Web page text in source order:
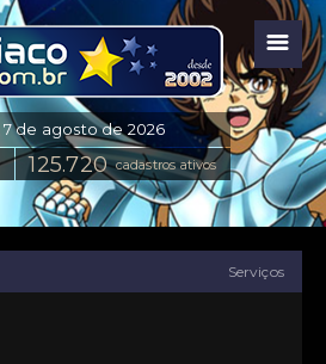
☰
cadastros ativos
Serviços